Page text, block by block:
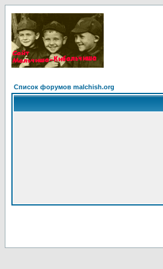
Список форумов malchish.org